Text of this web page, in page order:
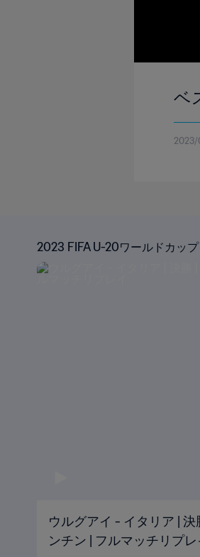
ベ
2023 FIFA U-20ワールドカッ
ウルグアイ - イタリア |
ンチン | フルマッチリプレ